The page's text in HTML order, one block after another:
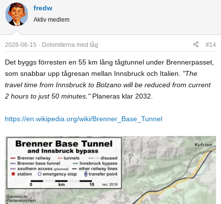
a
c
t
i
o
n
s
:
fredw
Aktiv medlem
2026-06-15 Dolomiterna med tåg #14
Det byggs förresten en 55 km lång tågtunnel under Brennerpasset,
som snabbar upp tågresan mellan Innsbruck och Italien. "The
travel time from Innsbruck to Bolzano will be reduced from current
2 hours to just 50 minutes."Planeras klar 2032.
https://en.wikipedia.org/wiki/Brenner_Base_Tunnel